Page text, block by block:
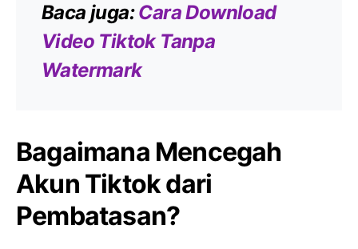
Baca juga:Cara Download
Video Tiktok Tanpa
Watermark
Bagaimana Mencegah
Akun Tiktok dari
Pembatasan?